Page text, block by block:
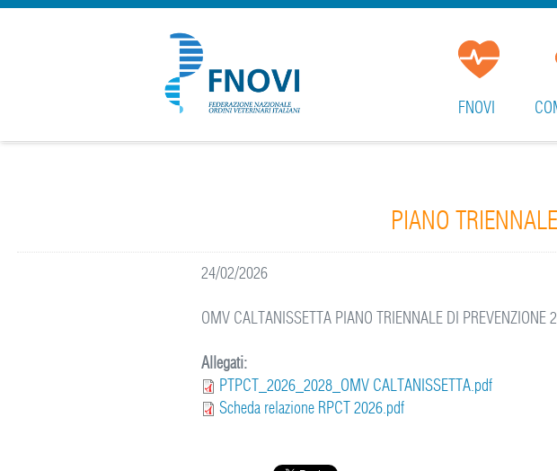
FNOVI
PIANO
24/02/2026
OMV CALTANISSETTA PIANO TRIENNALE DI PREVENZIONE
Allegati:
PTPCT_2026_2028_OMV CALTANISSETTA.pdf
Scheda relazione RPCT 2026.pdf